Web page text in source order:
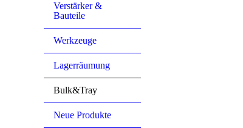
Verstärker &
Bauteile
Werkzeuge
Lagerräumung
Bulk&Tray
Neue Produkte